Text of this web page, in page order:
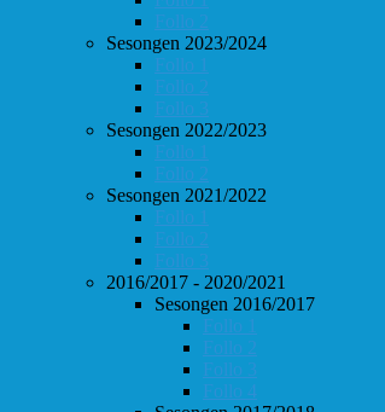
Follo 2
Sesongen 2023/2024
Follo 1
Follo 2
Follo 3
Sesongen 2022/2023
Follo 1
Follo 2
Sesongen 2021/2022
Follo 1
Follo 2
Follo 3
2016/2017 - 2020/2021
Sesongen 2016/2017
Follo 1
Follo 2
Follo 3
Follo 4